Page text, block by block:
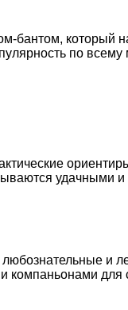
бантом, который
по всему
удачными
и
компаньонами для